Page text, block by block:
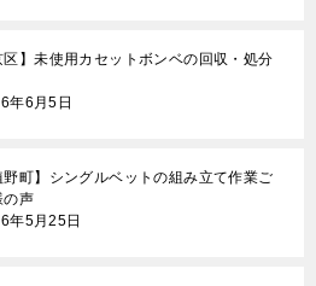
区】未使用カセットボンベの回収・処分
年6月5日
野町】シングルベットの組み立て作業ご
声
年5月25日